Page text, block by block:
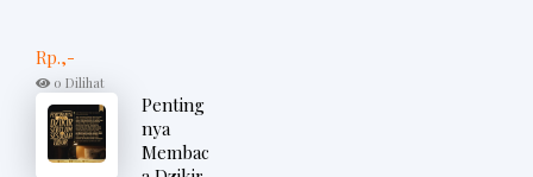
Rp.,-
0 Dilihat
Penting
nya
Membac